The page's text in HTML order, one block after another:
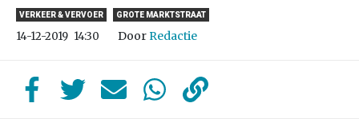
VERKEER & VERVOER GROTE MARKTSTRAAT
14-12-2019 14:30 DoorRedactie